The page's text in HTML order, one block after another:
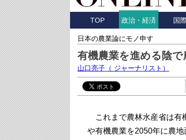
TOP 政治・経済 国際
日本の農業論にモノ申す
有機農業を進める陰
山口亮子 （ ジャーナリスト）
これまで農林水産省は有
や有機農業を2050年に農